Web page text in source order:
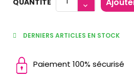
DERNIERS ARTICLES EN STOCK
Paiement 100% sécurisé